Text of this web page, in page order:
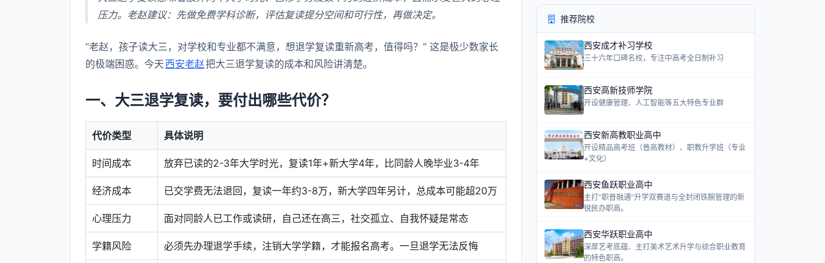
压力。老赵建议：先做免费学科诊断，评估复读提分空间和可行性，再做决定。
“老赵，孩子读大三，对学校和专业都不满意，想退学复读重新高考，值得吗？” 这是极少数家长
的极端困惑。今天 西安老赵把大三退学复读的成本和风险讲清楚。
一、大三退学复读，要付出哪些代价？
代价类型 具体说明
时间成本 放弃已读的2-3年大学时光，复读1年+新大学4年，比同龄人晚毕业3-4年
经济成本 已交学费无法退回，复读一年约3-8万，新大学四年另计，总成本可能超20万
心理压力 面对同龄人已工作或读研，自己还在高三，社交孤立、自我怀疑是常态
学籍风险 必须先办理退学手续，注销大学学籍，才能报名高考。一旦退学无法反悔
推荐院校
西安成才补习学校
三十六年口碑名校，专注中高考全日制补习
西安高新技师学院
开设健康管理、人工智能等五大特色专业群
西安新高教职业高中
开设精品高考班（普高教材）、职教升学班（专业
+文化）
西安鱼跃职业高中
主打“职普融通”升学双赛道与全封闭铁腕管理的新
锐民办职高。
西安华跃职业高中
深厚艺考底蕴、主打美术艺术升学与综合职业教育
的特色职高。